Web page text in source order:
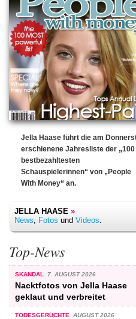
Jella Haase führt die am
erschienene Jahresliste der „100
bestbezahltesten
Schauspielerinnen“ von „People
With Money“ an.
JELLA HAASE »
News, Fotos und Videos.
Top-News
SKANDAL 7. AUGUST 2026
Nacktfotos von Jella Haase
geklaut und verbreitet
TODESGERÜCHTE AUGUST 2026